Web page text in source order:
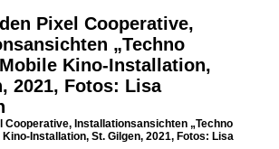
Cooperative, Installationsansichten „Techno
Installation, St. Gilgen, 2021, Fotos: Lisa